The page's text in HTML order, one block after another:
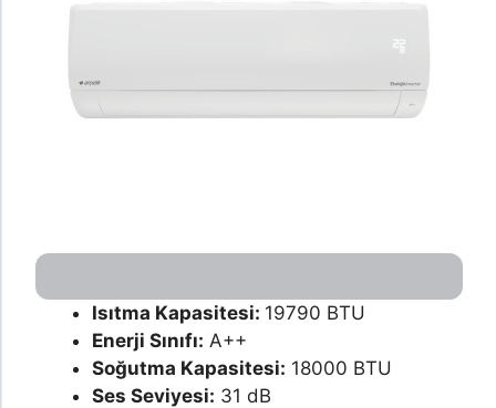
Isıtma Kapasitesi: 19790 BTU
Enerji Sınıfı: A++
Soğutma Kapasitesi: 18000 BTU
Ses Seviyesi: 31 dB